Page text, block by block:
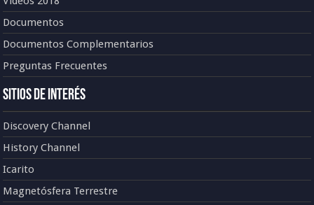
Documentos
Documentos Complementarios
Preguntas Frecuentes
Sitios de Interés
Discovery Channel
History Channel
Icarito
Magnetósfera Terrestre